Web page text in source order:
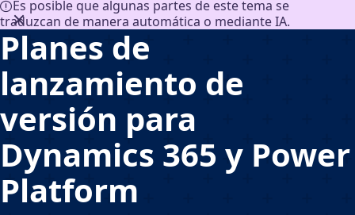
Es posible que algunas partes de este tema se
traduzcan de manera automática o mediante IA.
Planes de
lanzamiento de
versión para
Dynamics 365 y Power
Platform